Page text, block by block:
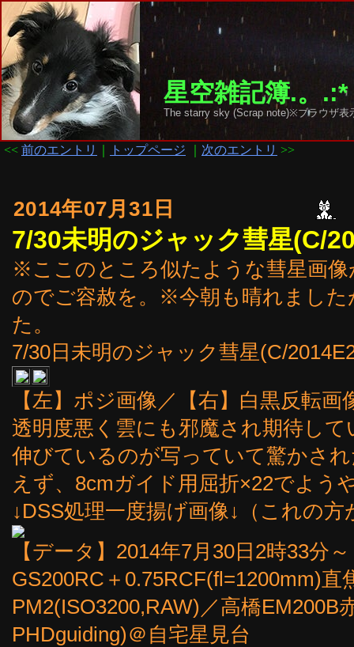
星空雑記簿.。
The starry sky (Scrap note)※ブラウザ
<< 前のエントリ トップページ 次のエントリ >>
2014年07月31日
7/30未明のジャック彗星(C/
※ここのところ似たような彗星画
のでご容赦を。※今朝も晴れまし
た。
7/30日未明のジャック彗星(C/
【左】ポジ画像／【右】白黒反転画
透明度悪く雲にも邪魔され期待し
伸びているのが写っていて驚かさ
えず、8cmガイド用屈折×22でよう
↓DSS処理一度揚げ画像↓（これの方
【データ】2014年7月30日2時33分
GS200RC＋0.75RCF(fl=1200mm)直
PM2(ISO3200,RAW)／高橋EM200B
PHDguiding)＠自宅星見台